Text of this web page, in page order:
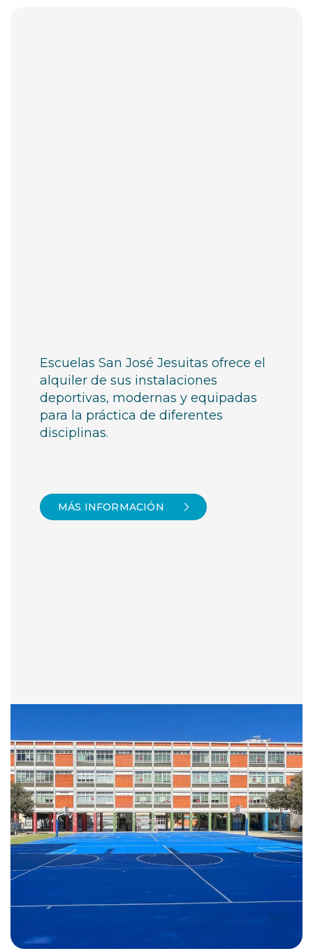
Escuelas San José Jesuitas ofrece el
alquiler de sus instalaciones
deportivas, modernas y equipadas
para la práctica de diferentes
disciplinas.
MÁS INFORMACIÓN